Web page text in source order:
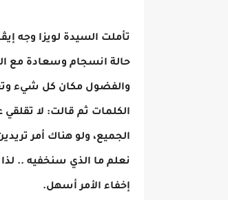
تأملت السيدة لويزا وجه
حالة انسجام وسعادة مع
والفضول مكان كل شيء
الكلمات ثم قالت: لا
الجميع، ولو هناك أمر
نعلم ما الذي سنخفيه ..
إخفاء الأمر أسهل.